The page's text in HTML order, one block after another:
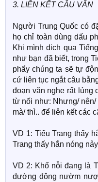
3. LIÊN KẾT CÂU VĂN
Người Trung Quốc có
họ chỉ toàn dùng dấu
Khi mình dịch qua
như bạn đã biết, trong
phẩy chúng ta sẽ tự
cứ liên tục ngắt câu
đoạn văn nghe rất lủng
từ nối như: Nhưng/ nên/
mà/ thì.. để liên kết các
VD 1: Tiểu Trang thấy
Trang thấy hắn nóng
VD 2: Khổ nỗi đang là
đường đông nườm